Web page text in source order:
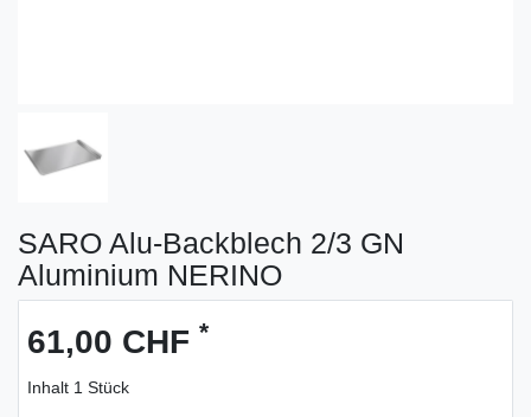
SARO Alu-Backblech 2/3 GN
Aluminium NERINO
61,00 CHF *
Inhalt 1 Stück